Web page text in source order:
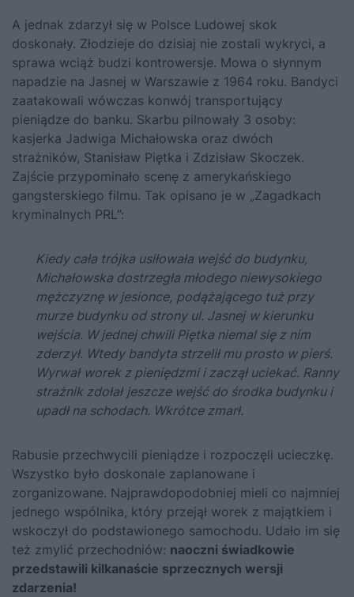
A jednak zdarzył się w Polsce Ludowej skok
doskonały. Złodzieje do dzisiaj nie zostali wykryci, a
sprawa wciąż budzi kontrowersje. Mowa o słynnym
napadzie na Jasnej w Warszawie z 1964 roku. Bandyci
zaatakowali wówczas konwój transportujący
pieniądze do banku. Skarbu pilnowały 3 osoby:
kasjerka Jadwiga Michałowska oraz dwóch
strażników, Stanisław Piętka i Zdzisław Skoczek.
Zajście przypominało scenę z amerykańskiego
gangsterskiego filmu. Tak opisano je w
Zagadkach
kryminalnych PRL”:
Kiedy cała trójka usiłowała wejść do budynku,
Michałowska dostrzegła młodego niewysokiego
mężczyznę w jesionce, podążającego tuż przy
murze budynku od strony ul. Jasnej w kierunku
wejścia. W jednej chwili Piętka niemal się z nim
zderzył. Wtedy bandyta strzelił mu prosto w pierś.
Wyrwał worek z pieniędzmi i zaczął uciekać. Ranny
strażnik zdołał jeszcze wejść do środka budynku i
upadł na schodach. Wkrótce zmarł.
Rabusie przechwycili pieniądze i rozpoczęli ucieczkę.
Wszystko było doskonale zaplanowane i
zorganizowane. Najprawdopodobniej mieli co najmniej
jednego wspólnika, który przejął worek z majątkiem i
wskoczył do podstawionego samochodu. Udało im się
też zmylić przechodniów: naoczni świadkowie
przedstawili kilkanaście sprzecznych wersji
zdarzenia!